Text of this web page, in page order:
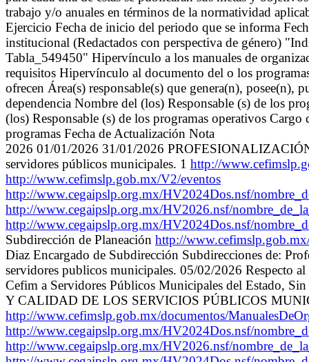
trabajo y/o anuales en términos de la normatividad
Ejercicio Fecha de inicio del periodo que se informa
institucional (Redactados con perspectiva de género)
Tabla_549450" Hipervínculo a los manuales de
requisitos Hipervínculo al documento del o los
ofrecen Área(s) responsable(s) que genera(n),
dependencia Nombre del (los) Responsable (s) de los
(los) Responsable (s) de los programas operativos
programas Fecha de Actualización Nota
2026 01/01/2026 31/01/2026
servidores públicos municipales. 1 http://
http://www.cefimslp.gob.mx/V2/eventos
http://www.cegaipslp.org.mx/HV2024Dos.nsf/
http://www.cegaipslp.org.mx/HV2026.nsf/
http://www.cegaipslp.org.mx/HV2024Dos.nsf/
Subdirección de Planeación http://
Diaz Encargado de Subdirección Subdirecciones de:
servidores publicos municipales. 05/02/2026 Respecto
Cefim a Servidores Públicos Municipales del Estado,
Y CALIDAD DE LOS SERVICIOS PÚBLICOS
http://www.cefimslp.gob.mx/documentos/
http://www.cegaipslp.org.mx/HV2024Dos.nsf/
http://www.cegaipslp.org.mx/HV2026.nsf/